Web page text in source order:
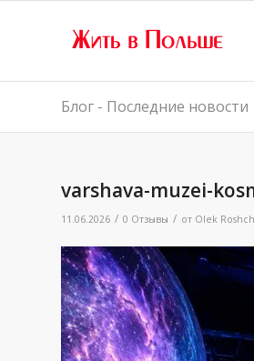
Блог - Последние новости
varshava-muzei-
11.06.2026 / 0 Отзывы / от Olek